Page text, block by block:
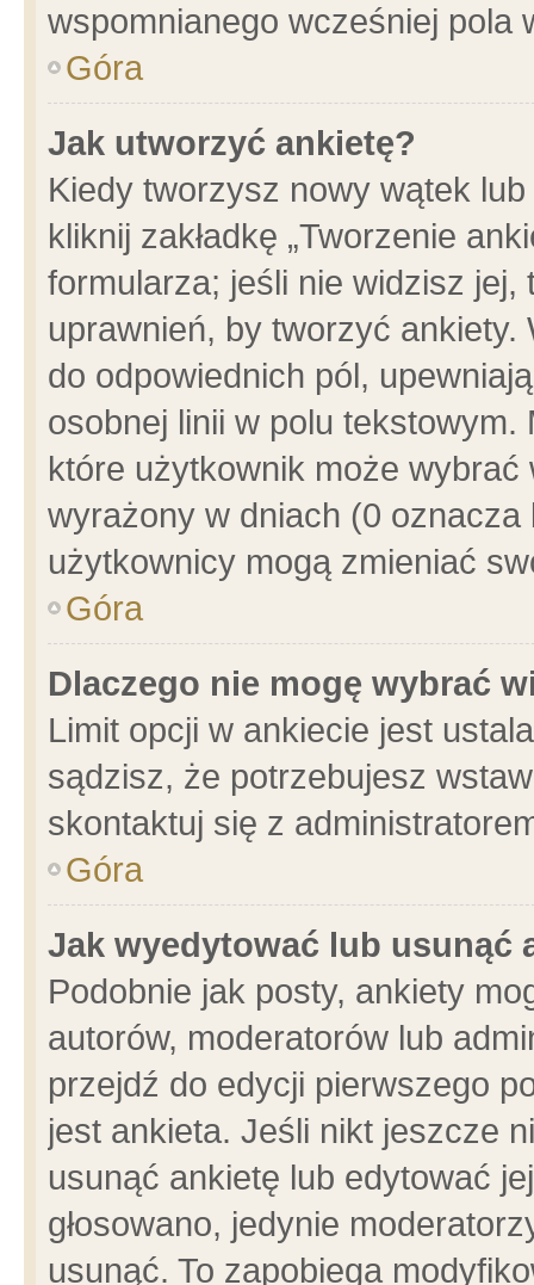
wspomnianego wcześniej pola
Góra
Jak utworzyć ankietę?
Kiedy tworzysz nowy wątek
kliknij zakładkę „Tworzenie
formularza; jeśli nie widzisz
uprawnień, by tworzyć ankiety.
do odpowiednich pól,
osobnej linii w polu
które użytkownik może
wyrażony w dniach (0
użytkownicy mogą zmieniać
Góra
Dlaczego nie mogę wybrać
Limit opcji w ankiecie jest
sądzisz, że potrzebujesz
skontaktuj się z
Góra
Jak wyedytować lub usunąć
Podobnie jak posty, ankiety
autorów, moderatorów lub
przejdź do edycji pierwszego
jest ankieta. Jeśli nikt jeszcze
usunąć ankietę lub edytować
głosowano, jedynie
usunąć. To zapobiega